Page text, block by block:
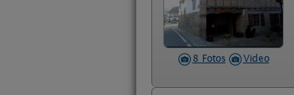
8 Fotos Video